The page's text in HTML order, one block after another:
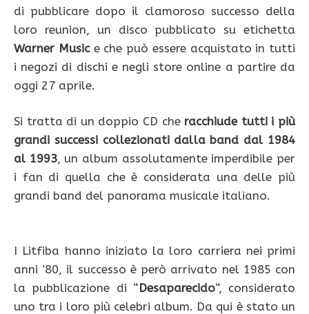
di pubblicare dopo il clamoroso successo della
loro reunion, un disco pubblicato su etichetta
Warner Musice che può essere acquistato in tutti
i negozi di dischi e negli store online a partire da
oggi 27 aprile.
Si tratta di un doppio CD che racchiude tutti i più
grandi successi collezionati dalla band dal 1984
al 1993, un album assolutamente imperdibile per
i fan di quella che è considerata una delle più
grandi band del panorama musicale italiano.
I Litfiba hanno iniziato la loro carriera nei primi
anni ’80, il successo è però arrivato nel 1985 con
la pubblicazione di “Desaparecido“, considerato
uno tra i loro più celebri album. Da qui è stato un